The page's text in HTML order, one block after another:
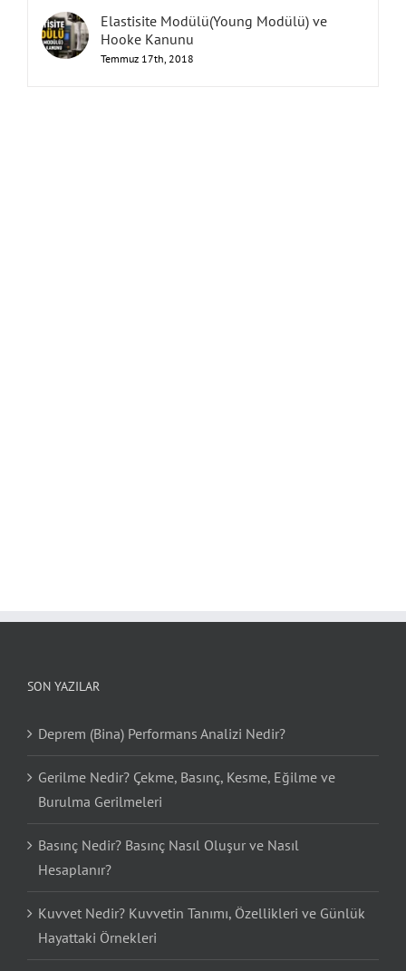
Elastisite Modülü(Young Modülü) ve
Hooke Kanunu
Temmuz 17th, 2018
SON YAZILAR
Deprem (Bina) Performans Analizi Nedir?
Gerilme Nedir? Çekme, Basınç, Kesme, Eğilme ve
Burulma Gerilmeleri
Basınç Nedir? Basınç Nasıl Oluşur ve Nasıl
Hesaplanır?
Kuvvet Nedir? Kuvvetin Tanımı, Özellikleri ve Günlük
Hayattaki Örnekleri